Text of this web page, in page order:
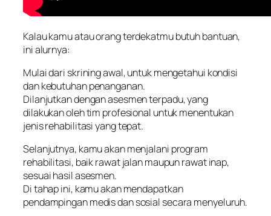
Kalau kamu atau orang terdekatmu butuh bantuan,
ini alurnya:
Mulai dari skrining awal, untuk mengetahui kondisi
dan kebutuhan penanganan.
Dilanjutkan dengan asesmen terpadu, yang
dilakukan oleh tim profesional untuk menentukan
jenis rehabilitasi yang tepat.
Selanjutnya, kamu akan menjalani program
rehabilitasi, baik rawat jalan maupun rawat inap,
sesuai hasil asesmen.
Di tahap ini, kamu akan mendapatkan
pendampingan medis dan sosial secara menyeluruh.